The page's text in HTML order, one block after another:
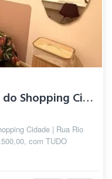
Quarto Individual ao lado do Shopping Cidade | Centro-Sul/BH
Cidade | Rua Rio
com TUDO